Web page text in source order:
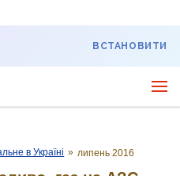
ВСТАНОВИТИ
в Україні » липень 2016